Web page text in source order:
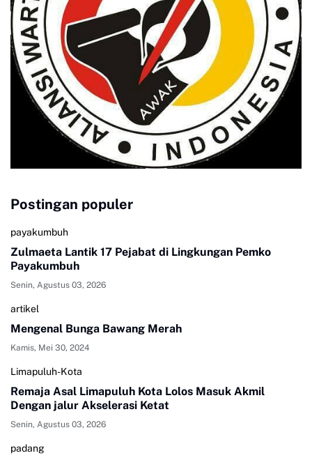
Postingan populer
payakumbuh
Zulmaeta Lantik 17 Pejabat di Lingkungan Pemko
Payakumbuh
Senin, Agustus 03, 2026
artikel
Mengenal Bunga Bawang Merah
Kamis, Mei 30, 2024
Limapuluh-Kota
Remaja Asal Limapuluh Kota Lolos Masuk Akmil
Dengan jalur Akselerasi Ketat
Senin, Agustus 03, 2026
padang